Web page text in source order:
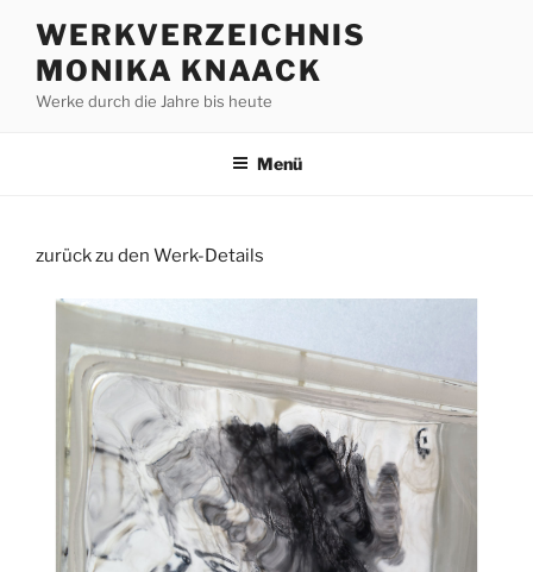
Inhalt
springen
WERKVERZEICHNIS
MONIKA KNAACK
Werke durch die Jahre bis heute
Menü
zurück zu den Werk-Details